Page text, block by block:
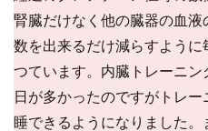
腎臓だけなく他の臓器の血
数を出来るだけ減らすよう
つています。内臓トレーニ
日が多かったのですがトレ
睡できるようになりました